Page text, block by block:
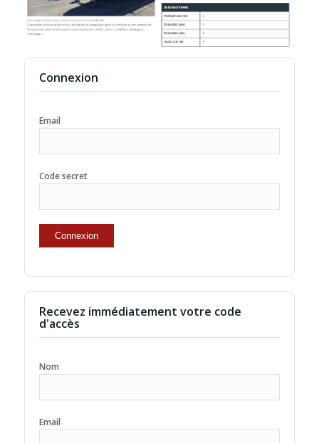
Connexion
Email
Code secret
Recevez immédiatement votre code
d'accès
Nom
Email